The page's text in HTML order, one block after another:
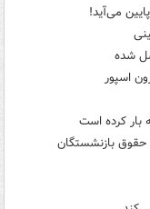
می‌آید!
شده
اسپور
بار کرده است
حقوق بازنشستگان